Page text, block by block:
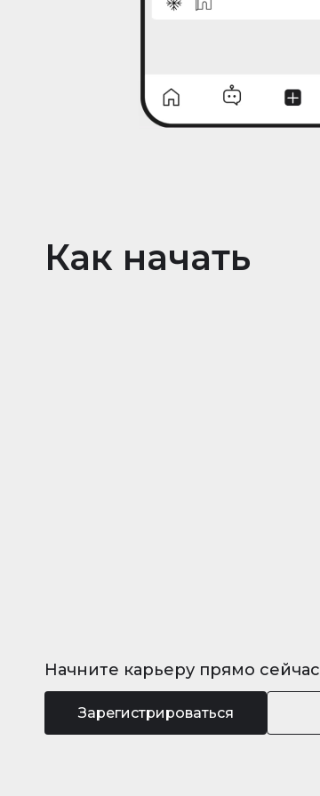
Как начать
Начните карьеру прямо сейчас
Зарегистрироваться